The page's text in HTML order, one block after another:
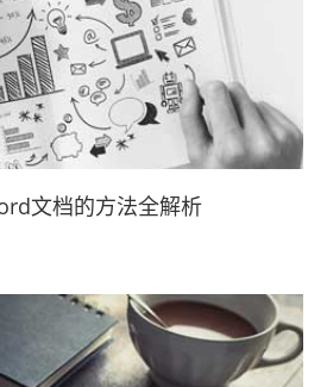
文档的方法全解析